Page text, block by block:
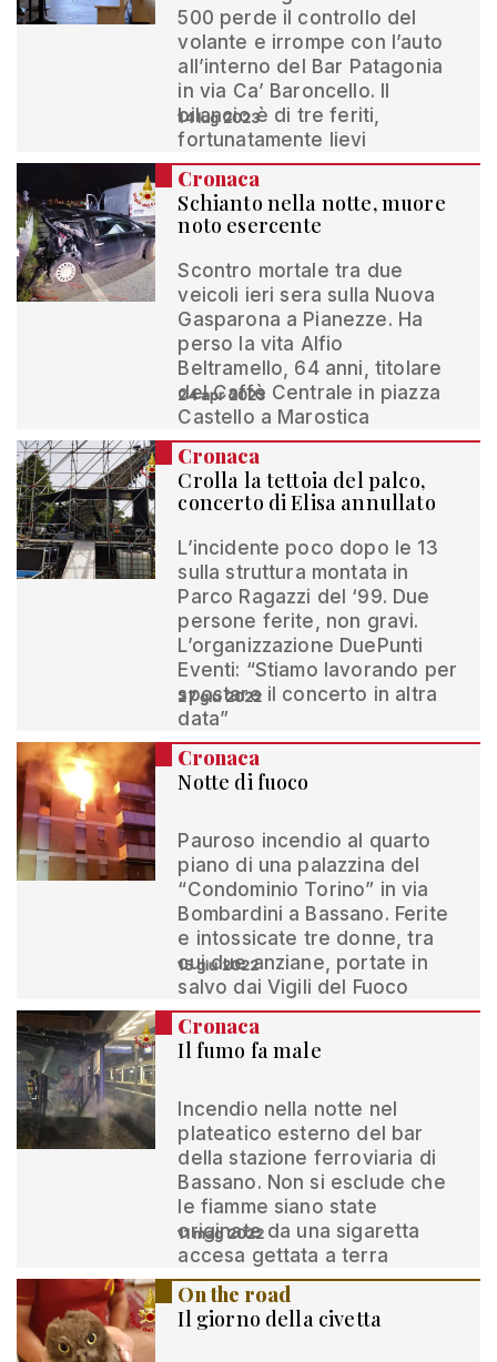
500 perde il controllo del
volante e irrompe con l’auto
all’interno del Bar Patagonia
in via Ca’ Baroncello. Il
bilancio è di tre feriti,
fortunatamente lievi
14 lug 2023
Cronaca
Schianto nella notte, muore
noto esercente
Scontro mortale tra due
veicoli ieri sera sulla Nuova
Gasparona a Pianezze. Ha
perso la vita Alfio
Beltramello, 64 anni, titolare
del Caffè Centrale in piazza
Castello a Marostica
24 apr 2023
Cronaca
Crolla la tettoia del palco,
concerto di Elisa annullato
L’incidente poco dopo le 13
sulla struttura montata in
Parco Ragazzi del ‘99. Due
persone ferite, non gravi.
L’organizzazione DuePunti
Eventi: “Stiamo lavorando per
spostare il concerto in altra
data”
27 giu 2022
Cronaca
Notte di fuoco
Pauroso incendio al quarto
piano di una palazzina del
“Condominio Torino” in via
Bombardini a Bassano. Ferite
e intossicate tre donne, tra
cui due anziane, portate in
salvo dai Vigili del Fuoco
15 giu 2022
Cronaca
Il fumo fa male
Incendio nella notte nel
plateatico esterno del bar
della stazione ferroviaria di
Bassano. Non si esclude che
le fiamme siano state
originate da una sigaretta
accesa gettata a terra
11 mag 2022
On the road
Il giorno della civetta